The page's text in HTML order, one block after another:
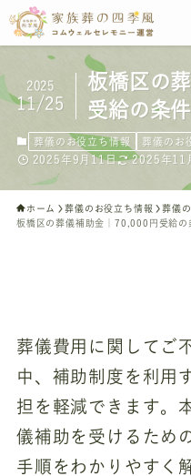
板橋区の
受給の条
2025
11/25
葬儀のお役立ち情報 葬儀のお
2025年9月11日 2025年11
ホーム 葬儀のお役立ち情報
葬儀
板橋区の葬儀補助金｜70,000円受給の
葬儀費用に関してご
中、補助制度を利用
担を軽減できます。
儀補助を受けるため
手順をわかりやすく